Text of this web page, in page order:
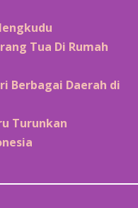
Tua Di Rumah
Berbagai Daerah di
Turunkan